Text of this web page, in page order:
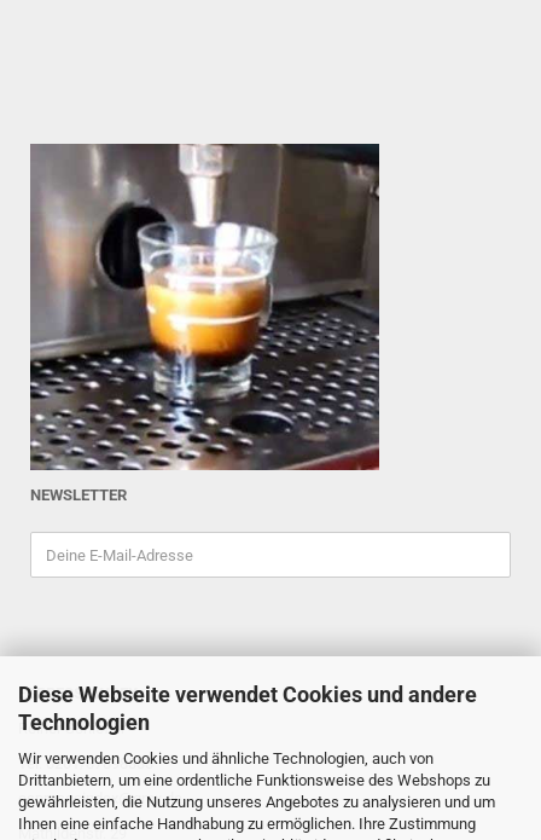
Diese Webseite verwendet Cookies und andere
Technologien
Wir verwenden Cookies und ähnliche Technologien, auch von
Drittanbietern, um eine ordentliche Funktionsweise des Webshops zu
gewährleisten, die Nutzung unseres Angebotes zu analysieren und um
Ihnen eine einfache Handhabung zu ermöglichen. Ihre Zustimmung
NEWSLETTER
ESPRESSOINDEX
Reiner Schiefler
Tel. 0201/87898333
espressoindex @gmx.de
Mathildenstr. 29